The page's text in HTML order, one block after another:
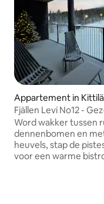
Appartement in Kittilä
Fjällen Levi No12 -
bergappartement
Word wakker tussen
dennenbomen en
heuvels, stap de
voor een warme